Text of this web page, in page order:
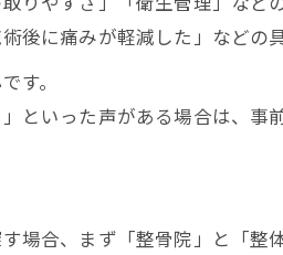
予約しやすい整体院と口
人気整体院の予約方法と
後に痛みが軽減した」などの
す。
といった声がある場合は、事
場合、まず「整骨院」と「整